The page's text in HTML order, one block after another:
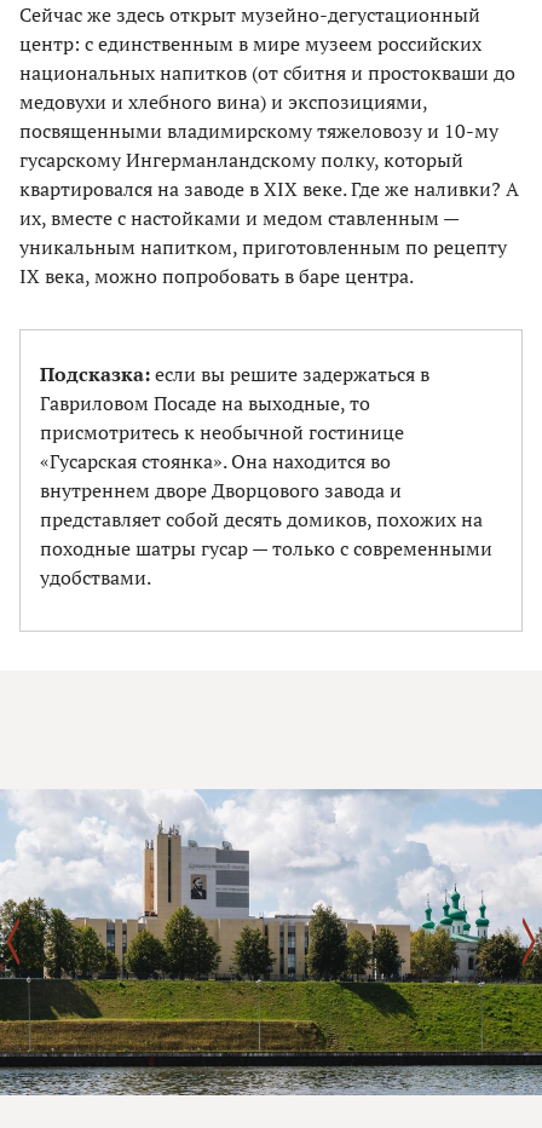
Сейчас же здесь открыт музейно-дегустационный
центр: с единственным в мире музеем российских
национальных напитков (от сбитня и простокваши до
медовухи и хлебного вина) и экспозициями,
посвященными владимирскому тяжеловозу и 10-му
гусарскому Ингерманландскому полку, который
квартировался на заводе в XIX веке. Где же наливки? А
их, вместе с настойками и медом ставленным —
уникальным напитком, приготовленным по рецепту
IX века, можно попробовать в баре центра.
Подсказка:если вы решите задержаться в
Гавриловом Посаде на выходные, то
присмотритесь к необычной гостинице
«Гусарская стоянка». Она находится во
внутреннем дворе Дворцового завода и
представляет собой десять домиков, похожих на
походные шатры гусар — только с современными
удобствами.